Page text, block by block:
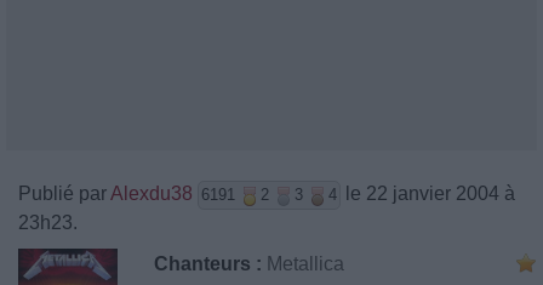
Publié parAlexdu38 6191 2 3 4
le 22 janvier 2004 à
23h23.
Chanteurs : Metallica